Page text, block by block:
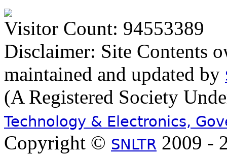
Visitor Count: 94553389
Disclaimer: Site Contents
maintained and updated by
(A Registered Society
Technology & Electronics,
Copyright © SNLTR 2009 -